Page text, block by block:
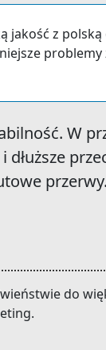
jakość z
problemy
W
do